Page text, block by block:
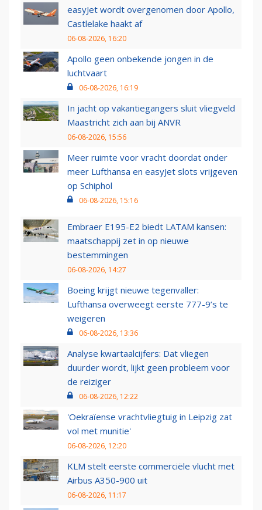
easyJet wordt overgenomen door Apollo,
Castlelake haakt af
06-08-2026, 16:20
Apollo geen onbekende jongen in de
luchtvaart
06-08-2026, 16:19
In jacht op vakantiegangers sluit vliegveld
Maastricht zich aan bij ANVR
06-08-2026, 15:56
Meer ruimte voor vracht doordat onder
meer Lufthansa en easyJet slots vrijgeven
op Schiphol
06-08-2026, 15:16
Embraer E195-E2 biedt LATAM kansen:
maatschappij zet in op nieuwe
bestemmingen
06-08-2026, 14:27
Boeing krijgt nieuwe tegenvaller:
Lufthansa overweegt eerste 777-9’s te
weigeren
06-08-2026, 13:36
Analyse kwartaalcijfers: Dat vliegen
duurder wordt, lijkt geen probleem voor
de reiziger
06-08-2026, 12:22
'Oekraïense vrachtvliegtuig in Leipzig zat
vol met munitie'
06-08-2026, 12:20
KLM stelt eerste commerciële vlucht met
Airbus A350-900 uit
06-08-2026, 11:17